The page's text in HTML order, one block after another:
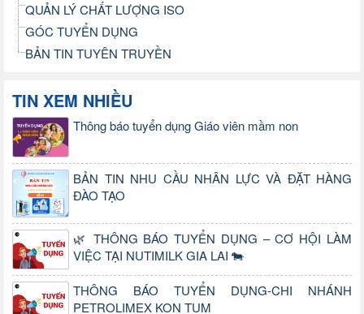
QUẢN LÝ CHẤT LƯỢNG ISO
GÓC TUYỂN DỤNG
BẢN TIN TUYÊN TRUYỀN
TIN XEM NHIỀU
Thông báo tuyển dụng Giáo viên mầm non
BẢN TIN NHU CẦU NHÂN LỰC VÀ ĐẶT HÀNG
ĐÀO TẠO
🌿 THÔNG BÁO TUYỂN DỤNG – CƠ HỘI LÀM
VIỆC TẠI NUTIMILK GIA LAI 🐄
THÔNG BÁO TUYỂN DỤNG-CHI NHÁNH
PETROLIMEX KON TUM